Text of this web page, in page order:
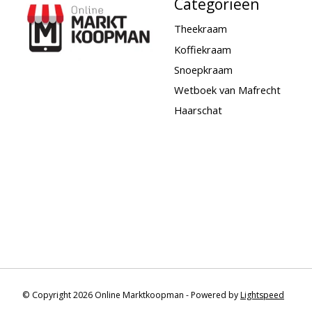
Theekraam
Koffiekraam
Snoepkraam
Wetboek van Mafrecht
Haarschat
© Copyright 2026 Online Marktkoopman - Powered byLightspeed